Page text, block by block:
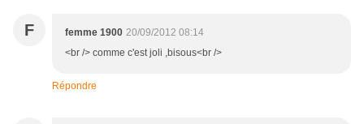
F femme 1900 20/09/2012 08:14
<br /> comme c'est joli ,bisous<br />
Répondre